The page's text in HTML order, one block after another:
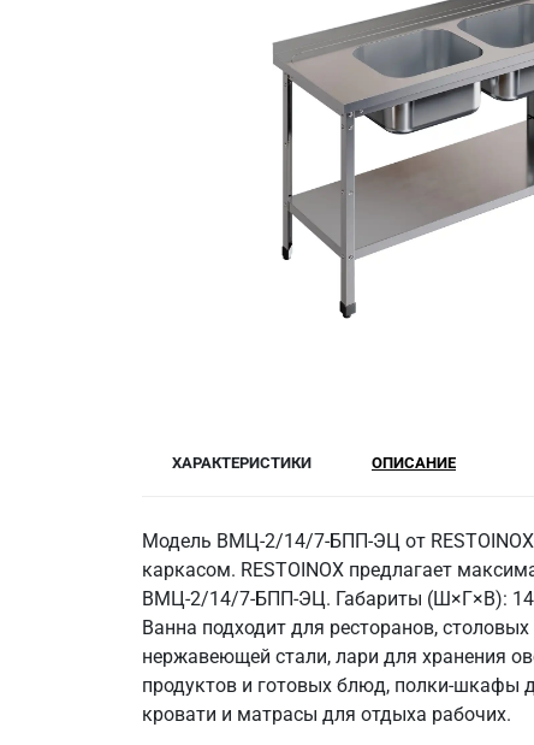
ХАРАКТЕРИСТИКИ ОПИСАНИЕ
Модель ВМЦ-2/14/7-БПП-ЭЦ от
каркасом. RESTOINOX предлагает
ВМЦ-2/14/7-БПП-ЭЦ. Габариты (Ш×Г×В):
Ванна подходит для ресторанов,
нержавеющей стали, лари для хранения
продуктов и готовых блюд, полки-шкафы
кровати и матрасы для отдыха рабочих.